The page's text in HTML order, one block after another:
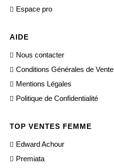
Espace pro
AIDE
Nous contacter
Conditions Générales de Vente
Mentions Légales
Politique de Confidentialité
TOP VENTES FEMME
Edward Achour
Premiata